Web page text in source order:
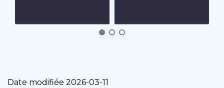
Date modifiée 2026-03-11